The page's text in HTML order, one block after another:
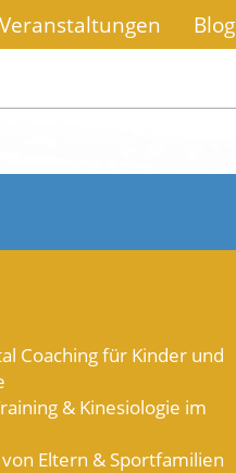
Veranstaltungen Blog
Coaching für Kinder und
& Kinesiologie im
Eltern & Sportfamilien